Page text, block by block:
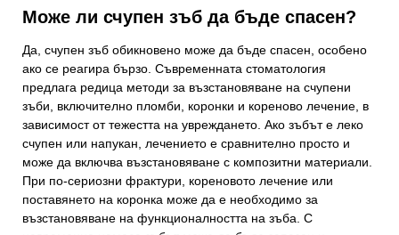
Може ли счупен зъб да бъде спасен?
Да, счупен зъб обикновено може да бъде спасен, особено
ако се реагира бързо. Съвременната стоматология
предлага редица методи за възстановяване на счупени
зъби, включително пломби, коронки и кореново лечение, в
зависимост от тежестта на увреждането. Ако зъбът е леко
счупен или напукан, лечението е сравнително просто и
може да включва възстановяване с композитни материали.
При по-сериозни фрактури, кореновото лечение или
поставянето на коронка може да е необходимо за
възстановяване на функционалността на зъба. С